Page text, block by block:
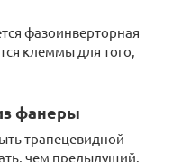
фазоинверторная
клеммы для того,
фанеры
трапецевидной
чем предыдущий.